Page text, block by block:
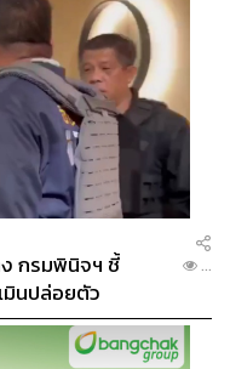
ท) จากเดิมที่ราคา 158
) ขณะที่มีรายงานว่า
อแสวงหากำไรกับนัก
cop/what-is-co
matter-2025-11-09/
04/climate/un-climat
09/climate/paris-agre
ง กรมพินิจฯ ชี้
มินปล่อยตัว
...